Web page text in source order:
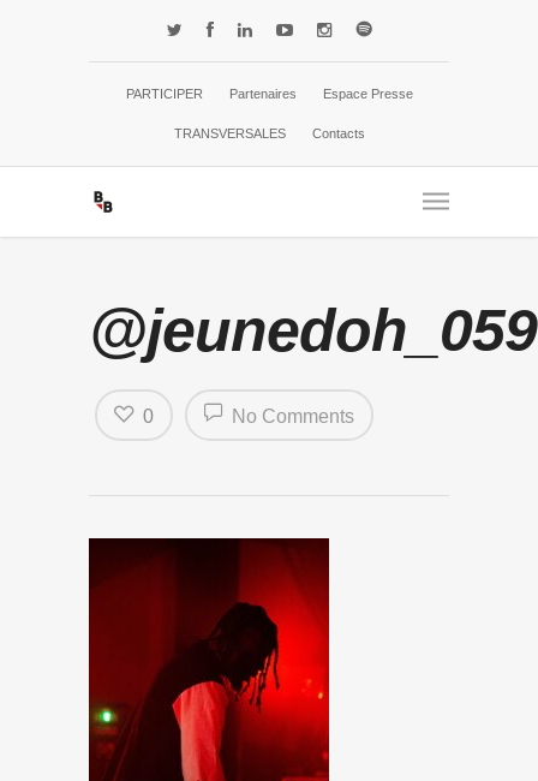
PARTICIPER Partenaires Espace Presse
TRANSVERSALES Contacts
@jeunedoh_059
No Comments
0